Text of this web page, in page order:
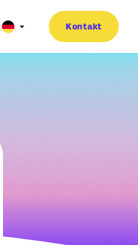
Kontakt